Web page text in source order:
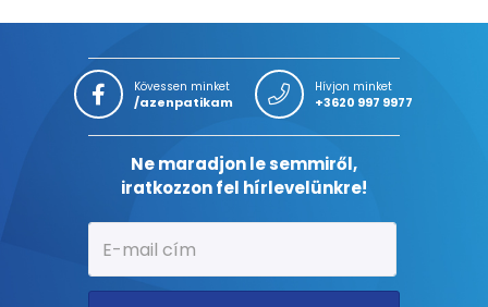
Kövessen minket
/azenpatikam
Hívjon minket
+3620 997 9977
Ne maradjon le semmiről,
iratkozzon fel hírlevelünkre!